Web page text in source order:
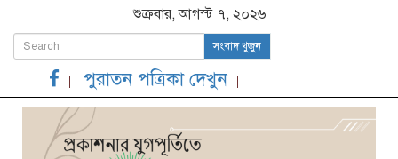
শুক্রবার, আগস্ট ৭, ২০২৬
সংবাদ খুজুন
পুরাতন পত্রিকা দেখুন